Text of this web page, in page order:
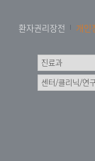
환자권리장전 개인